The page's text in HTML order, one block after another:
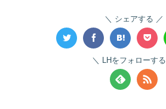
シェアする
LHをフォローする